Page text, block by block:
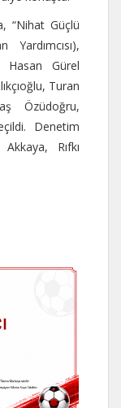
“Nihat Güçlü
Hasan Gürel
Turan
Özüdoğru,
Denetim
Rıfkı